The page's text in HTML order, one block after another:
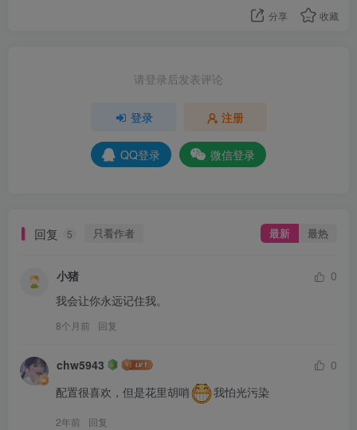
分享 收藏
请登录后发表评论
登录 注册
QQ登录 微信登录
回复 5 只看作者 最新 最热
小猪
0
我会让你永远记住我。
8个月前 回复
chw5943
0
配置很喜欢，但是花里胡哨
我怕光污染
2年前 回复